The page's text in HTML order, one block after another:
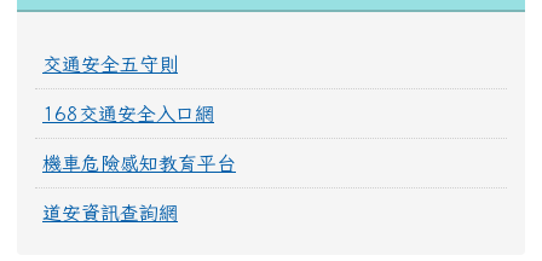
交通安全五守則
168交通安全入口網
機車危險感知教育平台
道安資訊查詢網